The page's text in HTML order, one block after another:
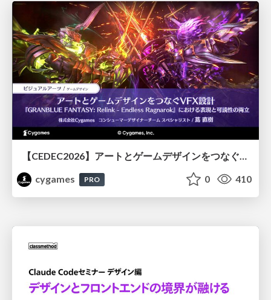
【CEDEC2026】アートとゲームデザインをつなぐVFX設計『GRANBLUE FANTASY: Relink - Endless Ragnarok』における表現と可読性の両立
cygames
PRO 0 410